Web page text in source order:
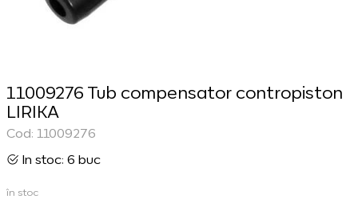
11009276 Tub compensator contropiston
LIRIKA
Cod: 11009276
In stoc: 6 buc
în stoc